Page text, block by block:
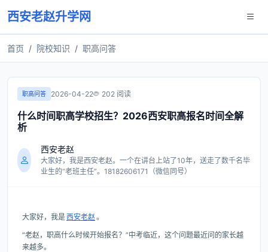
西安老赵升学网
首页 院校知识 职高问答
职高问答 2026-04-22 202 阅读
什么时间职高学校招生？2026西安职高报名时间全解
析
西安老赵
大家好，我是西安老赵。一个在讲台上站了10年，送走了数千名毕
业生的“老班主任”。18182606171（微信同号）
大家好，我是西安老赵 。
“老赵，职高什么时候开始报名？”中考临近，这个问题最近问的家长越
来越多。